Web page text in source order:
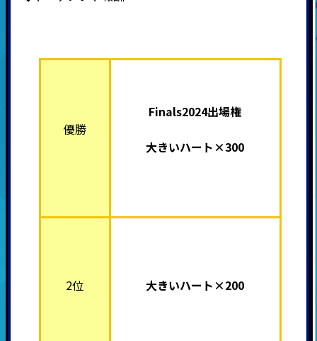
優勝
Finals2024出場権
大きいハート×300
2位 大きいハート×200